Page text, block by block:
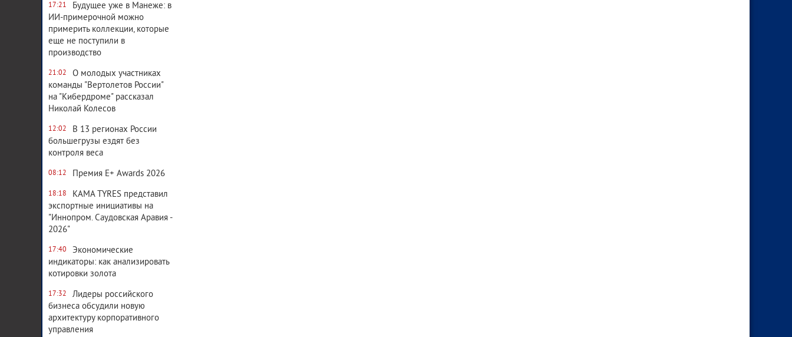
17:21
Будущее уже в Манеже: в
ИИ-примерочной можно
примерить коллекции, которые
еще не поступили в
производство
21:02
О молодых участниках
команды "Вертолетов России"
на "Кибердроме" рассказал
Николай Колесов
12:02
В 13 регионах России
большегрузы ездят без
контроля веса
08:12 Премия E+ Awards 2026
18:18
KAMA TYRES представил
экспортные инициативы на
"Иннопром. Саудовская Аравия -
2026"
17:40
Экономические
индикаторы: как анализировать
котировки золота
17:32
Лидеры российского
бизнеса обсудили новую
архитектуру корпоративного
управления